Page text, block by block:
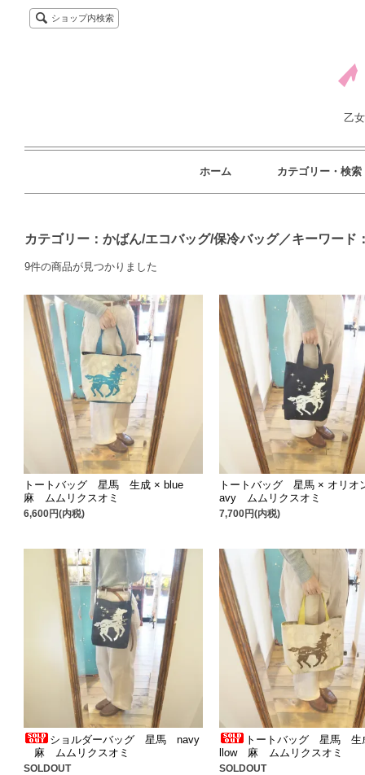
ショップ内検索
乙
ホーム カテゴリー・検索
カテゴリー：かばん/エコバッグ/保冷バッグ／キーワード
9件の商品が見つかりました
トートバッグ 星馬 生成 × blue
麻 ムムリクスオミ
6,600円(内税)
トートバッグ 星馬 × オリ
avy ムムリクスオミ
7,700円(内税)
ショルダーバッグ 星馬 navy
麻 ムムリクスオミ
SOLDOUT
トートバッグ 星馬 生
llow 麻 ムムリクスオミ
SOLDOUT